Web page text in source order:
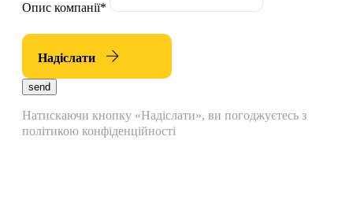
Опис компанії*
Надіслати
send
Натискаючи кнопку «Надіслати», ви погоджуєтесь з
політикою конфіденційності